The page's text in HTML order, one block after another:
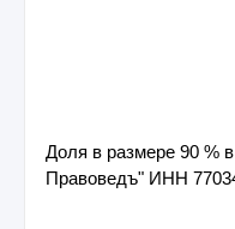
Доля в размере 90 %
Правоведъ" ИНН